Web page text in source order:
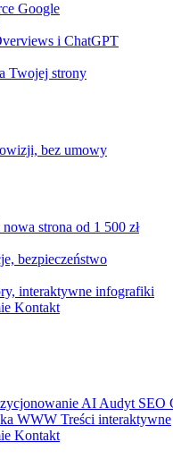
Google
i ChatGPT
Twojej strony
bez umowy
strona od 1 500 zł
bezpieczeństwo
interaktywne infografiki
Kontakt
AI Audyt SEO
WWW Treści interaktywne
Kontakt